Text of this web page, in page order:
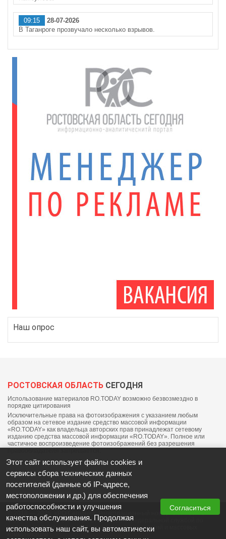
09:15
28-07-2026
В Таганроге прозвучало несколько взрывов.
Наш опрос
РОСТОВСКАЯ ОБЛАСТЬ СЕГОДНЯ
Использование материалов RO.TODAY возможно безвозмездно в
порядке цитирования
Исключительные права на фотоизображения с указанием любым
образом на сетевое издание средство массовой информации
«RO.TODAY» как владельца авторских прав принадлежат сетевому
изданию средства массовой информации «RO.TODAY». Полное или
частичное воспроизведение фотоизображений без разрешения
© 2018 — 2025, «РО Сегодня». Регистрационный номер СМИ: ЭЛ №
ФС77-76703 от 06 сентября 2019 выдано федеральной службой по
надзору в сфере связи, информационных технологий и массовых
Этот сайт использует файлы cookies и
сервисы сбора технических данных
посетителей (данные об IP-адресе,
местоположении и др.) для обеспечения
работоспособности и улучшения
качества обслуживания. Продолжая
использовать наш сайт, вы автоматически
Согласиться